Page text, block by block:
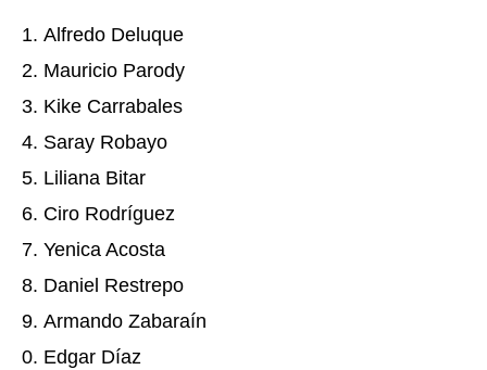
Alfredo Deluque
Mauricio Parody
Kike Carrabales
Saray Robayo
Liliana Bitar
Ciro Rodríguez
Yenica Acosta
Daniel Restrepo
Armando Zabaraín
Edgar Díaz